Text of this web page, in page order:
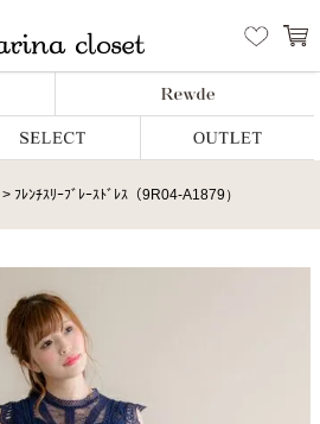
ﾌﾚﾝﾁｽﾘｰﾌﾞﾚｰｽﾄﾞﾚｽ（9R04-A1879）